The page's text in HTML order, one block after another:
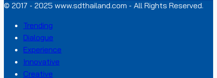
© 2017 - 2025 www.sdthailand.com - All Rights Reserved.
Trending
Dialogue
Experience
Innovative
Creative